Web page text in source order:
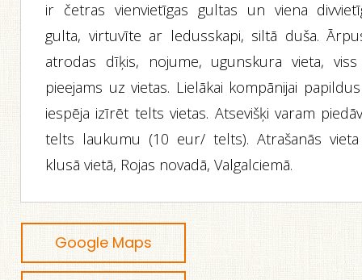
ir četras vienvietīgas gultas un viena
gulta, virtuvīte ar ledusskapi, siltā duša.
atrodas dīķis, nojume, ugunskura vieta,
pieejams uz vietas. Lielākai kompānijai
iespēja izīrēt telts vietas. Atsevišķi varam
telts laukumu (10 eur/ telts). Atrašanās
klusā vietā, Rojas novadā, Valgalciemā.
Google Maps